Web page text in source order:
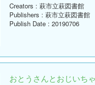
Creators : 萩市立萩図書館
Publishers : 萩市立萩図書館
Publish Date : 20190706
おとうさんとおじいち